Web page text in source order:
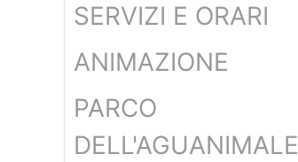
SERVIZI E ORARI
ANIMAZIONE
PARCO
DELL'AGUANIMALE